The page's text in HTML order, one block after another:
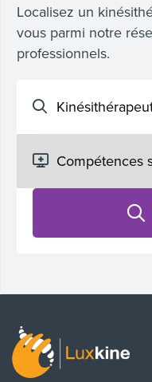
Localisez un
vous parmi notre
professionnels.